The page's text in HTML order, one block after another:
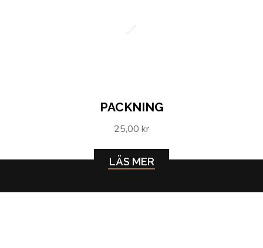
PACKNING
25,00 kr
LÄS MER